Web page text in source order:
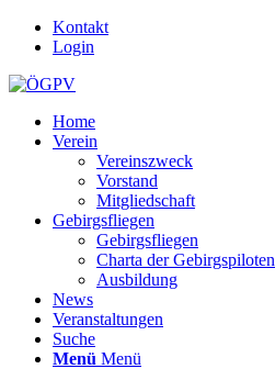
Kontakt
Login
Home
Verein
Vereinszweck
Vorstand
Mitgliedschaft
Gebirgsfliegen
Gebirgsfliegen
Charta der Gebirgspiloten
Ausbildung
News
Veranstaltungen
Suche
Menü Menü